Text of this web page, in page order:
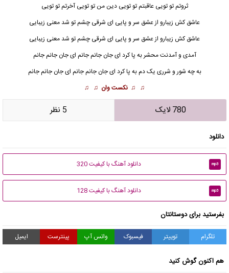
ثروتم تو تویی عاقبتم تو تویی دین من تو تویی آخرتم تو تویی
عاشق کش زیبارو از عشق سر و پایی ای شرقی چشم تو شد معنی زیبایی
عاشق کش زیبارو از عشق سر و پایی ای شرقی چشم تو شد معنی زیبایی
آمدی و آمدنتمحشر به پا کرد ای جان جانم جانم ای جان جانم جانم
به چه شور و شرری یک دم به پا کرد ای جان جانم جانم ای جان جانم جانم
♫ ♫ نکست وان ♫ ♫
780 لایک 5 نظر
دانلود
mp3 دانلود آهنگ با کیفیت 320
mp3 دانلود آهنگ با کیفیت 128
بفرستید برای دوستانتان
تلگرام توییتر فیسبوک واتس آپ پینترست ایمیل
هم اکنون گوش کنید